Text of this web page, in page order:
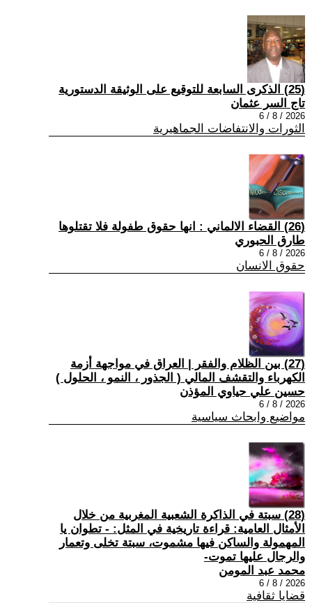
(25) الذكرى السابعة للتوقيع على الوثيقة الدستورية
تاج السر عثمان
2026 / 8 / 6
الثورات والانتفاضات الجماهيرية
(26) القضاء الالماني : انها حقوق طفولة فلا تقتلوها
طارق الحبوري
2026 / 8 / 6
حقوق الانسان
(27) بين الظلام والفقر | العراق في مواجهة أزمة
الكهرباء والتقشف المالي ( الجذور ، النمو ، الحلول )
حسين علي حياوي المؤذن
2026 / 8 / 6
مواضيع وابحاث سياسية
(28) سبتة في الذاكرة الشعبية المغربية من خلال
الأمثال العامية: قراءة تاريخية في المثل: - تطوان يا
المهمولة والساكن فيها مشموت، سبتة تخلى وتعمار
والرجال عليها تموت-
محمد عبد المومن
2026 / 8 / 6
قضايا ثقافية